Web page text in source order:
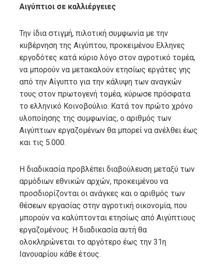
Αιγύπτιοι σε καλλιέργειες
Την ίδια στιγμή, πιλοτική συμφωνία με την
κυβέρνηση της Αιγύπτου, προκειμένου Ελληνες
εργοδότες κατά κύριο λόγο στον αγροτικό τομέα,
να μπορούν να μετακαλούν ετησίως εργάτες γης
από την Αίγυπτο για την κάλυψη των αναγκών
τους στον πρωτογενή τομέα, κύρωσε πρόσφατα
το ελληνικό Κοινοβούλιο. Κατά τον πρώτο χρόνο
υλοποίησης της συμφωνίας, ο αριθμός των
Αιγύπτιων εργαζομένων θα μπορεί να ανέλθει έως
και τις 5.000.
Η διαδικασία προβλέπει διαβούλευση μεταξύ των
αρμόδιων εθνικών αρχών, προκειμένου να
προσδιορίζονται οι ανάγκες και ο αριθμός των
θέσεων εργασίας στην αγροτική οικονομία, που
μπορούν να καλύπτονται ετησίως από Αιγύπτιους
εργαζομένους. Η διαδικασία αυτή θα
ολοκληρώνεται το αργότερο έως την 31η
Ιανουαρίου κάθε έτους.